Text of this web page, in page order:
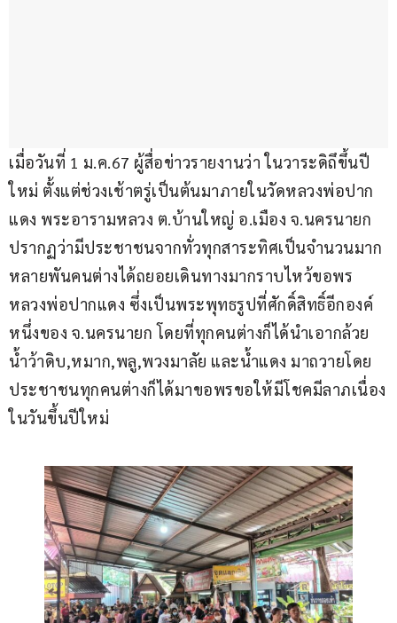
เมื่อวันที่ 1 ม.ค.67 ผู้สื่อข่าวรายงานว่า ในวาระดิถึขึ้นปี
ใหม่ ตั้งแต่ช่วงเช้าตรู่เป็นต้นมาภายในวัดหลวงพ่อปาก
แดง พระอารามหลวง ต.บ้านใหญ่ อ.เมือง จ.นครนายก
ปรากฏว่ามีประชาชนจากทั่วทุกสาระทิศเป็นจำนวนมาก
หลายพันคนต่างได้ถยอยเดินทางมากราบไหว้ขอพร
หลวงพ่อปากแดง ซึ่งเป็นพระพุทธรูปที่ศักดิ์สิทธิ์อีกองค์
หนึ่งของ จ.นครนายก โดยที่ทุกคนต่างก็ได้นำเอากล้วย
น้ำว้าดิบ,หมาก,พลู,พวงมาลัย และน้ำแดง มาถวายโดย
ประชาชนทุกคนต่างก็ได้มาขอพรขอให้มีโชคมีลาภเนื่อง
ในวันขึ้นปีใหม่